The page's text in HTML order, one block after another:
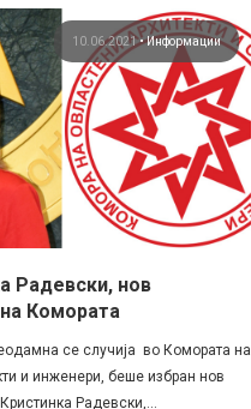
10.06.2021•Информации
Радевски, нов
Комората
се случија во Комората на
и инженери, беше избран нов
Радевски,...